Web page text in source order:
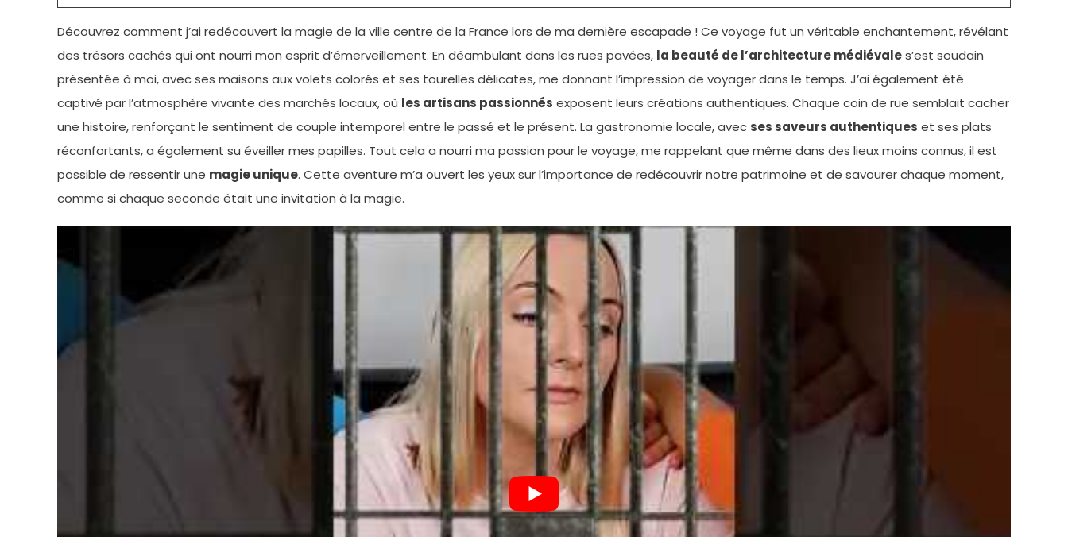
Découvrez comment j’ai redécouvert la magie de la ville centre de la France lors de ma dernière escapade ! Ce voyage fut un véritable enchantement, révélant
des trésors cachés qui ont nourri mon esprit d’émerveillement. En déambulant dans les rues pavées, la beauté de l’architecture médiévales’est soudain
présentée à moi, avec ses maisons aux volets colorés et ses tourelles délicates, me donnant l’impression de voyager dans le temps. J’ai également été
captivé par l’atmosphère vivante des marchés locaux, où les artisans passionnés exposent leurs créations authentiques. Chaque coin de rue semblait cacher
une histoire, renforçant le sentiment de couple intemporel entre le passé et le présent. La gastronomie locale, avec ses saveurs authentiques et ses plats
réconfortants, a également su éveiller mes papilles. Tout cela a nourri ma passion pour le voyage, me rappelant que même dans des lieux moins connus, il est
possible de ressentir une magie unique. Cette aventure m’a ouvert les yeux sur l’importance de redécouvrir notre patrimoine et de savourer chaque moment,
comme si chaque seconde était une invitation à la magie.